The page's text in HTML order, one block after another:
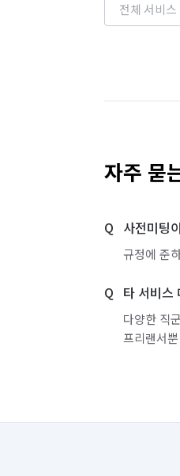
자주 묻
사전미팅
규정에 준
타 서비스
다양한 직
프리랜서